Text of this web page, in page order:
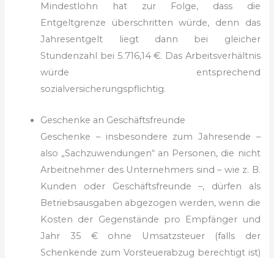
Mindestlohn hat zur Folge, dass die
Entgeltgrenze überschritten würde, denn das
Jahresentgelt liegt dann bei gleicher
Stundenzahl bei 5.716,14 €. Das Arbeitsverhältnis
würde entsprechend
sozialversicherungspflichtig.
Geschenke an Geschäftsfreunde
Geschenke – insbesondere zum Jahresende –
also „Sachzuwendungen“ an Personen, die nicht
Arbeitnehmer des Unternehmers sind – wie z. B.
Kunden oder Geschäftsfreunde –, dürfen als
Betriebsausgaben abgezogen werden, wenn die
Kosten der Gegenstände pro Empfänger und
Jahr 35 € ohne Umsatzsteuer (falls der
Schenkende zum Vorsteuerabzug berechtigt ist)